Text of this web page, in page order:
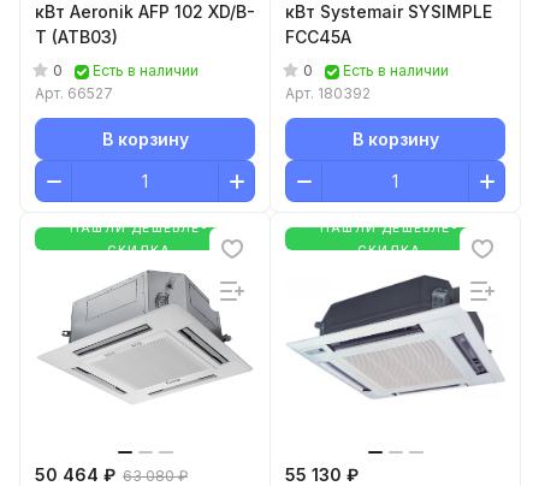
кВт Aeronik AFP 102 XD/B-
T (ATB03)
0
Есть в наличии
Арт. 66527
В корзину
кВт Systemair SYSIMPLE
FCC45A
0
Есть в наличии
Арт. 180392
В корзину
НАШЛИ ДЕШЕВЛЕ-
СКИДКА
50 464 ₽ 63 080 ₽
НАШЛИ ДЕШЕВЛЕ-
СКИДКА
55 130 ₽